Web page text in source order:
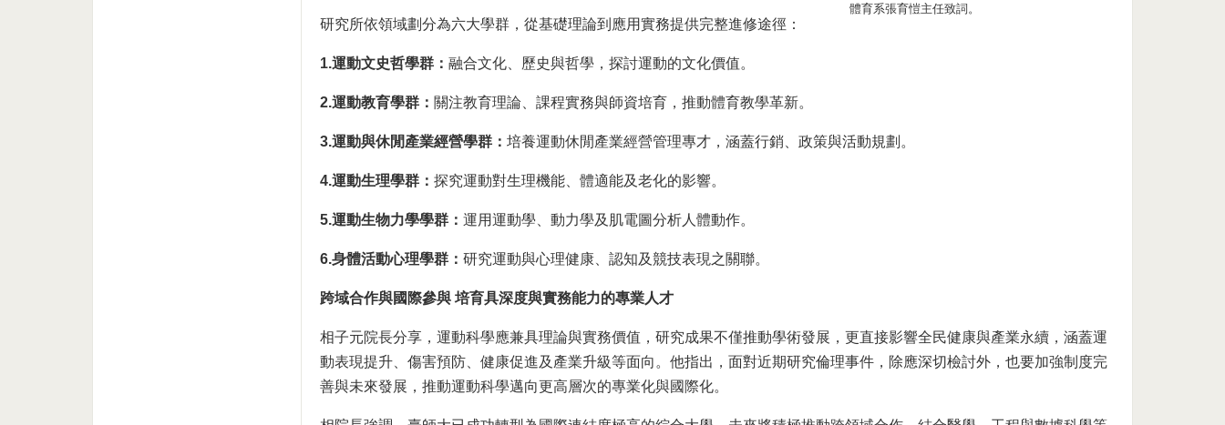
體育系張育愷主任致詞。
研究所依領域劃分為六大學群，從基礎理論到應用實務提供完整進修途徑：
1.運動文史哲學群： 融合文化、歷史與哲學，探討運動的文化價值。
2.運動教育學群： 關注教育理論、課程實務與師資培育，推動體育教學革新。
3.運動與休閒產業經營學群： 培養運動休閒產業經營管理專才，涵蓋行銷、政策與活動規劃。
4.運動生理學群： 探究運動對生理機能、體適能及老化的影響。
5.運動生物力學學群： 運用運動學、動力學及肌電圖分析人體動作。
6.身體活動心理學群： 研究運動與心理健康、認知及競技表現之關聯。
跨域合作與國際參與 培育具深度與實務能力的專業人才
相子元院長分享，運動科學應兼具理論與實務價值，研究成果不僅推動學術發展，更直接影響全民健康與產業永續，涵蓋運
動表現提升、傷害預防、健康促進及產業升級等面向。他指出，面對近期研究倫理事件，除應深切檢討外，也要加強制度完
善與未來發展，推動運動科學邁向更高層次的專業化與國際化。